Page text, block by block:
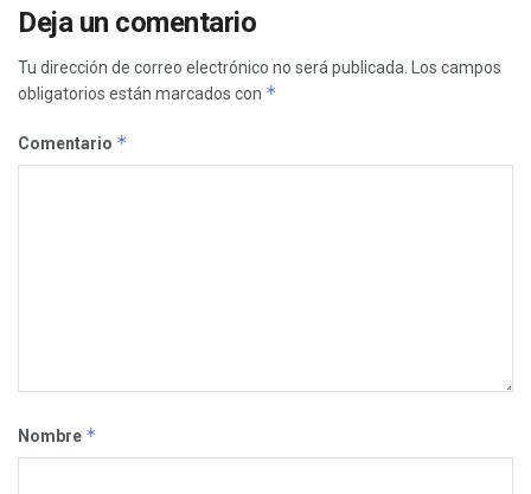
Deja un comentario
Tu dirección de correo electrónico no será publicada.
Los campos
obligatorios están marcados con *
Comentario *
Nombre *